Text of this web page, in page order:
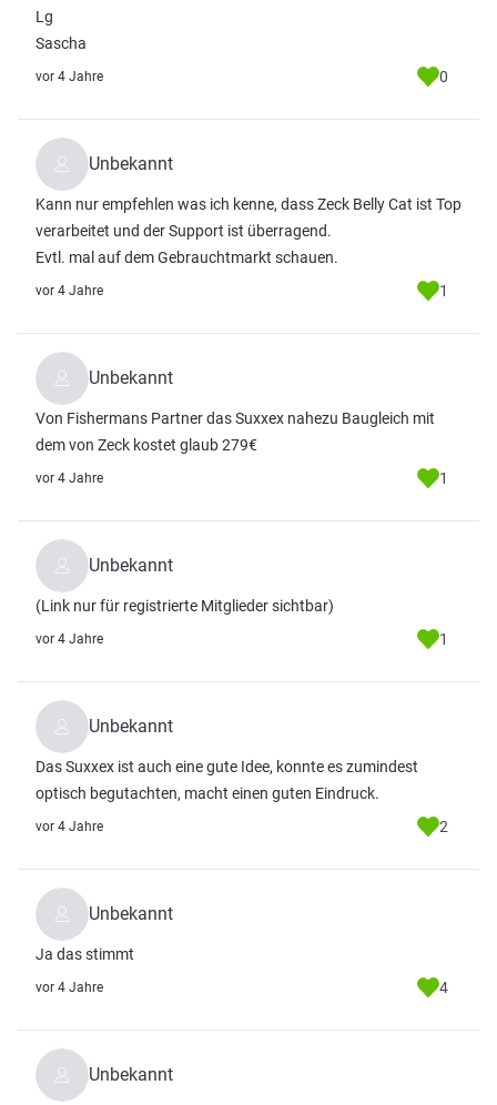
Lg
Sascha
vor 4 Jahre 0
Unbekannt
Kann nur empfehlen was ich kenne, dass Zeck Belly Cat ist Top
verarbeitet und der Support ist überragend.
Evtl. mal auf dem Gebrauchtmarkt schauen.
vor 4 Jahre 1
Unbekannt
Von Fishermans Partner das Suxxex nahezu Baugleich mit
dem von Zeck kostet glaub 279€
vor 4 Jahre 1
Unbekannt
(Link nur für registrierte Mitglieder sichtbar)
vor 4 Jahre 1
Unbekannt
Das Suxxex ist auch eine gute Idee, konnte es zumindest
optisch begutachten, macht einen guten Eindruck.
vor 4 Jahre 2
Unbekannt
Ja das stimmt
vor 4 Jahre 4
Unbekannt